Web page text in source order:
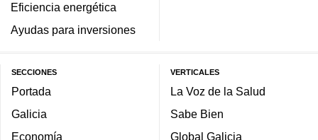
Eficiencia energética
Ayudas para inversiones
SECCIONES
Portada
Galicia
Economía
VERTICALES
La Voz de la Salud
Sabe Bien
Global Galicia